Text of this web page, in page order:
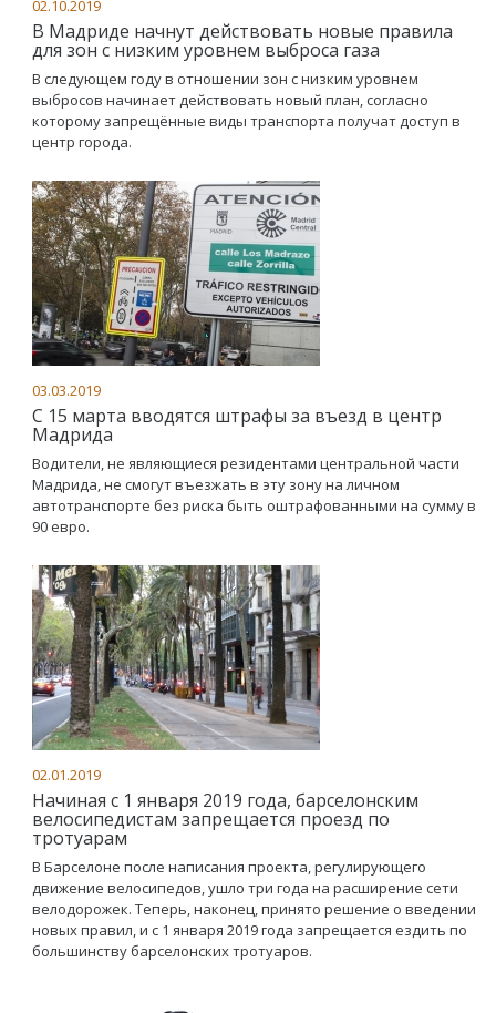
02.10.2019
В Мадриде начнут действовать новые правила
для зон с низким уровнем выброса газа
В следующем году в отношении зон с низким уровнем
выбросов начинает действовать новый план, согласно
которому запрещённые виды транспорта получат доступ в
центр города.
03.03.2019
С 15 марта вводятся штрафы за въезд в центр
Мадрида
Водители, не являющиеся резидентами центральной части
Мадрида, не смогут въезжать в эту зону на личном
автотранспорте без риска быть оштрафованными на сумму в
90 евро.
02.01.2019
Начиная с 1 января 2019 года, барселонским
велосипедистам запрещается проезд по
тротуарам
В Барселоне после написания проекта, регулирующего
движение велосипедов, ушло три года на расширение сети
велодорожек. Теперь, наконец, принято решение о введении
новых правил, и с 1 января 2019 года запрещается ездить по
большинству барселонских тротуаров.